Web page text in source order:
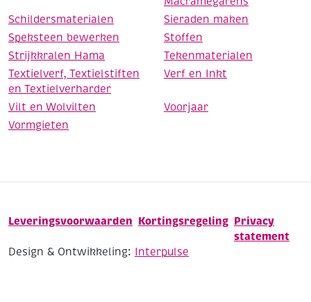
Schildersmaterialen
Sieraden maken
Speksteen bewerken
Stoffen
Strijkkralen Hama
Tekenmaterialen
Textielverf, Textielstiften
en Textielverharder
Verf en Inkt
Vilt en Wolvilten
Voorjaar
Vormgieten
Leveringsvoorwaarden Kortingsregeling Privacy
statement
Design & Ontwikkeling: Interpulse